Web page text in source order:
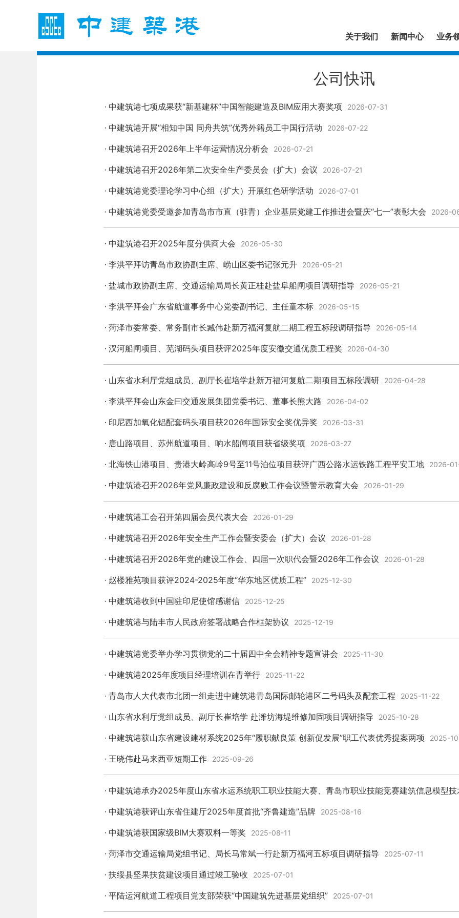
关于我们 新闻中心 业务
公司快讯
中建筑港七项成果获“新基建杯”中国智能建造及BIM应用大赛奖项 2026-07-31
中建筑港开展“相知中国 同舟共筑”优秀外籍员工中国行活动 2026-07-22
中建筑港召开2026年上半年运营情况分析会 2026-07-21
中建筑港召开2026年第二次安全生产委员会（扩大）会议 2026-07-21
中建筑港党委理论学习中心组（扩大）开展红色研学活动 2026-07-01
中建筑港党委受邀参加青岛市市直（驻青）企业基层党建工作推进会暨庆“七一”表彰大会 2026-
中建筑港召开2025年度分供商大会 2026-05-30
李洪平拜访青岛市政协副主席、崂山区委书记张元升 2026-05-21
盐城市政协副主席、交通运输局局长黄正桂赴盐阜船闸项目调研指导 2026-05-21
李洪平拜会广东省航道事务中心党委副书记、主任童本标 2026-05-15
菏泽市委常委、常务副市长臧伟赴新万福河复航二期工程五标段调研指导 2026-05-14
汊河船闸项目、芜湖码头项目获评2025年度安徽交通优质工程奖 2026-04-30
山东省水利厅党组成员、副厅长崔培学赴新万福河复航二期项目五标段调研 2026-04-28
李洪平拜会山东金曰交通发展集团党委书记、董事长熊大路 2026-04-02
印尼西加氧化铝配套码头项目获2026年国际安全奖优异奖 2026-03-31
唐山路项目、苏州航道项目、响水船闸项目获省级奖项 2026-03-27
北海铁山港项目、贵港大岭高岭9号至11号泊位项目获评广西公路水运铁路工程平安工地 2026-
中建筑港召开2026年党风廉政建设和反腐败工作会议暨警示教育大会 2026-01-29
中建筑港工会召开第四届会员代表大会 2026-01-29
中建筑港召开2026年安全生产工作会暨安委会（扩大）会议 2026-01-28
中建筑港召开2026年党的建设工作会、四届一次职代会暨2026年工作会议 2026-01-28
赵楼雅苑项目获评2024-2025年度“华东地区优质工程” 2025-12-30
中建筑港收到中国驻印尼使馆感谢信 2025-12-25
中建筑港与陆丰市人民政府签署战略合作框架协议 2025-12-19
中建筑港党委举办学习贯彻党的二十届四中全会精神专题宣讲会 2025-11-30
中建筑港2025年度项目经理培训在青举行 2025-11-22
青岛市人大代表市北团一组走进中建筑港青岛国际邮轮港区二号码头及配套工程 2025-11-22
山东省水利厅党组成员、副厅长崔培学 赴潍坊海堤维修加固项目调研指导 2025-10-28
中建筑港获山东省建设建材系统2025年“履职献良策 创新促发展”职工代表优秀提案两项 2025-
王晓伟赴马来西亚短期工作 2025-09-26
中建筑港承办2025年度山东省水运系统职工职业技能大赛、青岛市职业技能竞赛建筑信息模型
中建筑港获评山东省住建厅2025年度首批“齐鲁建造”品牌 2025-08-16
中建筑港获国家级BIM大赛双料一等奖 2025-08-11
菏泽市交通运输局党组书记、局长马常斌一行赴新万福河五标项目调研指导 2025-07-11
扶绥县坚果扶贫建设项目通过竣工验收 2025-07-01
平陆运河航道工程项目党支部荣获“中国建筑先进基层党组织” 2025-07-01